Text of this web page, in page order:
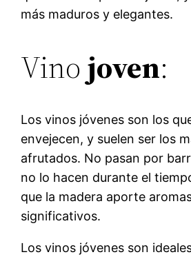
más maduros y elegantes.
Vinojoven:
Los vinos jóvenes son los
envejecen, y suelen ser los
afrutados. No pasan por
no lo hacen durante el
que la madera aporte
significativos.
Los vinos jóvenes son